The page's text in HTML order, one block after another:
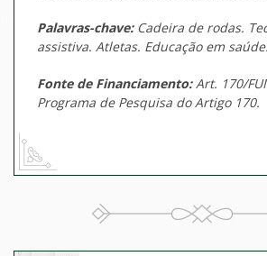
Palavras-chave:Cadeira de rodas.
assistiva. Atletas. Educação em
Fonte de Financiamento:Art. 170/
Programa de Pesquisa do Artigo 170.